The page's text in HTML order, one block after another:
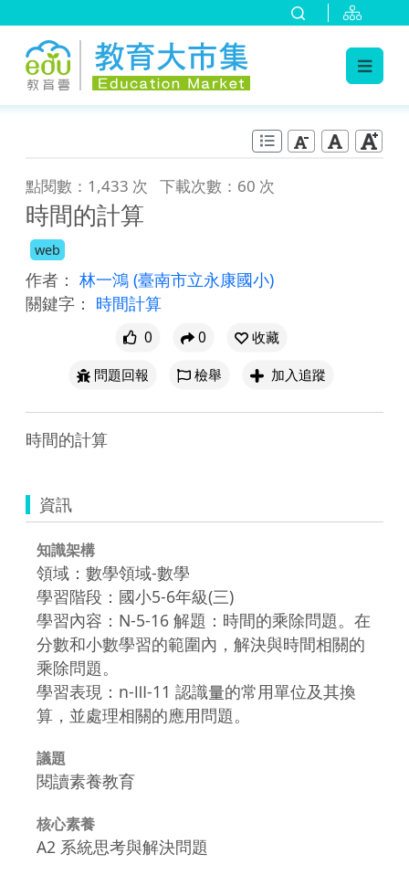
點閱數：1,433 次 下載次數：60 次
時間的計算
web
作者： 林一鴻 (臺南市立永康國小)
關鍵字： 時間計算
0 0
收藏
問題回報
檢舉 加入追蹤
時間的計算
資訊
知識架構
領域：數學領域-數學
學習階段：國小5-6年級(三)
學習內容：N-5-16 解題：時間的乘除問題。在
分數和小數學習的範圍內，解決與時間相關的
乘除問題。
學習表現：n-Ⅲ-11 認識量的常用單位及其換
算，並處理相關的應用問題。
議題
閱讀素養教育
核心素養
A2 系統思考與解決問題